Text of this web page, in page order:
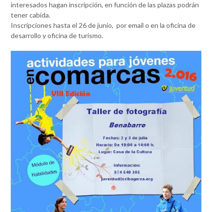
interesados hagan inscripción, en función de las plazas podrán
tener cabida.
Inscripciones hasta el 26 de junio, por email o en la oficina de
desarrollo y oficina de turismo.